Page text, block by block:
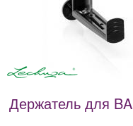
Держатель для